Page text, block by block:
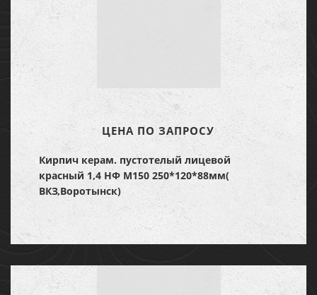
ЦЕНА ПО ЗАПРОСУ
Кирпич керам. пустотелый лицевой
красный 1,4 НФ М150 250*120*88мм(
ВКЗ,Воротынск)